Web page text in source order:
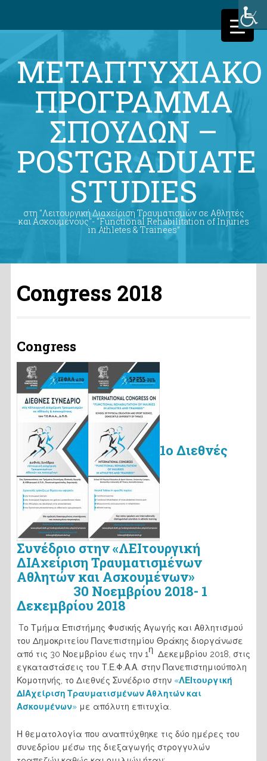
ΜΕΤΑΠΤΥΧΙΑΚΟ
ΠΡΟΓΡΑΜΜΑ
ΣΠΟΥΔΩΝ –
POSTGRADUATE
STUDIES
στη "Λειτουργική Διαχείριση Τραυματισμών σε Αθλητές
και Ασκουμένους"- “Functional Rehabilitation of Injuries
in Athletes & Trainees”
Congress 2018
Congress
1ο Διεθνές
Συνέδριο στην «ΛΕΙτουργική
ΔΙΑχείριση Τραυματισμένων
Αθλητών και Ασκουμένων»
30 Νοεμβρίου 2018- 1
Δεκεμβρίου 2018
Tο Τμήμα Επιστήμης Φυσικής Αγωγής και Αθλητισμού
του Δημοκριτείου Πανεπιστημίου Θράκης διοργάνωσε
από τις 30 Νοεμβρίου έως την 1ηΔεκεμβρίου 2018, στις
εγκαταστάσεις του Τ.Ε.Φ.Α.Α. στην Πανεπιστημιούπολη
Κομοτηνής, το Διεθνές Συνέδριο στην «ΛΕΙτουργική
ΔΙΑχείριση Τραυματισμένων Αθλητών και
Ασκουμένων»με απόλυτη επιτυχία.
Η θεματολογία που αναπτύχθηκε τις δύο ημέρες του
συνεδρίου μέσω της διεξαγωγής στρογγυλών